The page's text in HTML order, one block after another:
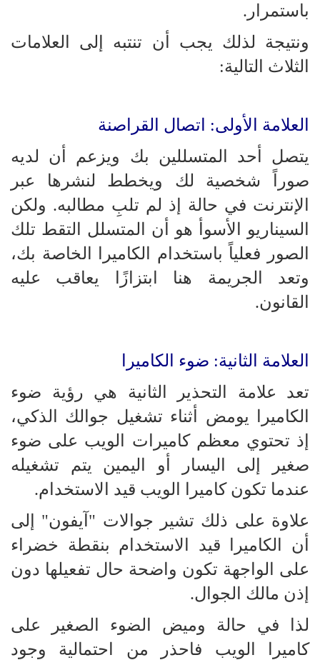
باستمرار.
ونتيجة لذلك يجب أن تنتبه إلى العلامات
الثلاث التالية:
العلامة الأولى: اتصال القراصنة
يتصل أحد المتسللين بك ويزعم أن لديه
صوراً شخصية لك ويخطط لنشرها عبر
الإنترنت في حالة إذ لم تلبِ مطالبه. ولكن
السيناريو الأسوأ هو أن المتسلل التقط تلك
الصور فعلياً باستخدام الكاميرا الخاصة بك،
وتعد الجريمة هنا ابتزازًا يعاقب عليه
القانون.
العلامة الثانية: ضوء الكاميرا
تعد علامة التحذير الثانية هي رؤية ضوء
الكاميرا يومض أثناء تشغيل جوالك الذكي،
إذ تحتوي معظم كاميرات الويب على ضوء
صغير إلى اليسار أو اليمين يتم تشغيله
عندما تكون كاميرا الويب قيد الاستخدام.
علاوة على ذلك تشير جوالات "آيفون" إلى
أن الكاميرا قيد الاستخدام بنقطة خضراء
على الواجهة تكون واضحة حال تفعيلها دون
إذن مالك الجوال.
لذا في حالة وميض الضوء الصغير على
كاميرا الويب فاحذر من احتمالية وجود